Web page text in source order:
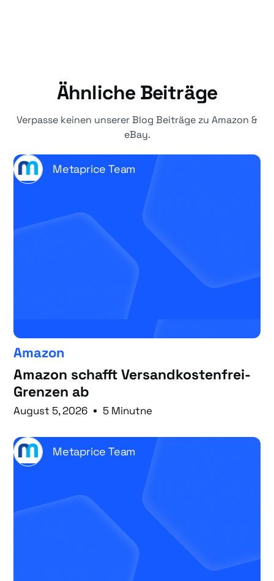
Ähnliche Beiträge
Verpasse keinen unserer Blog Beiträge zu Amazon &
eBay.
Metaprice Team
Amazon
Amazon schafft Versandkostenfrei-
Grenzen ab
August 5, 2026 5 Minutne
Metaprice Team